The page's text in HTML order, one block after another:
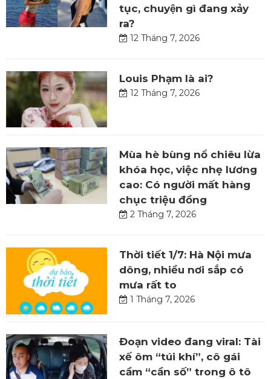
tục, chuyện gì đang xảy
ra?
12 Tháng 7, 2026
Louis Phạm là ai?
12 Tháng 7, 2026
Mùa hè bùng nổ chiêu lừa
khóa học, việc nhẹ lương
cao: Có người mất hàng
chục triệu đồng
2 Tháng 7, 2026
Thời tiết 1/7: Hà Nội mưa
dông, nhiều nơi sắp có
mưa rất to
1 Tháng 7, 2026
Đoạn video đang viral: Tài
xế ôm “túi khí”, cô gái
cầm “cần số” trong ô tô